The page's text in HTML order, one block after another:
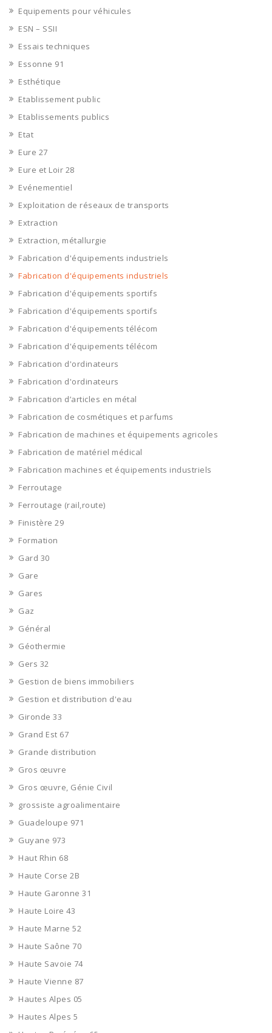
Equipements pour véhicules
ESN – SSII
Essais techniques
Essonne 91
Esthétique
Etablissement public
Etablissements publics
Etat
Eure 27
Eure et Loir 28
Evénementiel
Exploitation de réseaux de transports
Extraction
Extraction, métallurgie
Fabrication d'équipements industriels
Fabrication d'équipements industriels
Fabrication d'équipements sportifs
Fabrication d'équipements sportifs
Fabrication d'équipements télécom
Fabrication d'équipements télécom
Fabrication d'ordinateurs
Fabrication d'ordinateurs
Fabrication d’articles en métal
Fabrication de cosmétiques et parfums
Fabrication de machines et équipements agricoles
Fabrication de matériel médical
Fabrication machines et équipements industriels
Ferroutage
Ferroutage (rail,route)
Finistère 29
Formation
Gard 30
Gare
Gares
Gaz
Général
Géothermie
Gers 32
Gestion de biens immobiliers
Gestion et distribution d'eau
Gironde 33
Grand Est 67
Grande distribution
Gros œuvre
Gros œuvre, Génie Civil
grossiste agroalimentaire
Guadeloupe 971
Guyane 973
Haut Rhin 68
Haute Corse 2B
Haute Garonne 31
Haute Loire 43
Haute Marne 52
Haute Saône 70
Haute Savoie 74
Haute Vienne 87
Hautes Alpes 05
Hautes Alpes 5